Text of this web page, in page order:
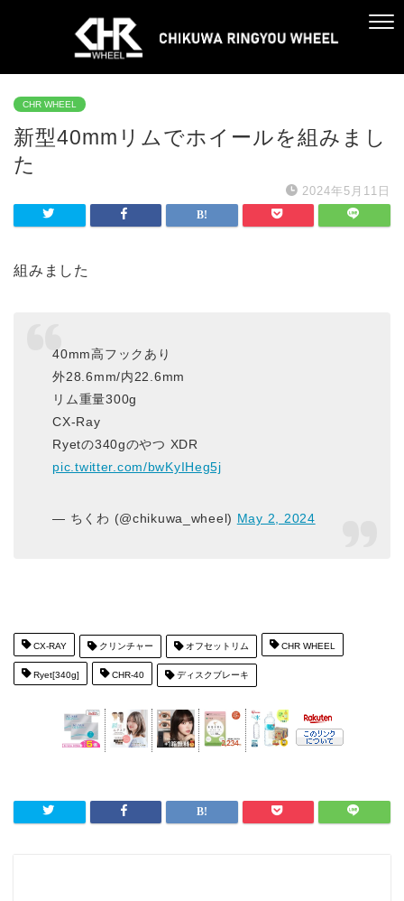
CHR WHEEL
新型40mmリムでホイールを組みまし
た
2024年5月11日
組みました
40mm高フックあり
外28.6mm/内22.6mm
リム重量300g
CX-Ray
Ryetの340gのやつ XDR
pic.twitter.com/bwKyIHeg5j
— ちくわ (@chikuwa_wheel) May 2, 2024
CX-RAY クリンチャー オフセットリム CHR WHEEL
Ryet[340g] CHR-40 ディスクブレーキ